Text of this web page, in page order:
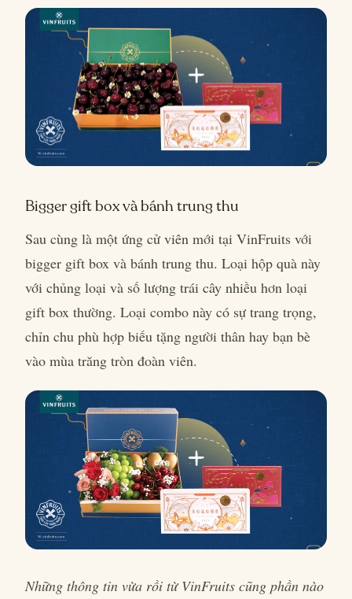
Bigger gift box và bánh trung thu
Sau cùng là một ứng cử viên mới tại VinFruits với
bigger gift box và bánh trung thu. Loại hộp quà này
với chủng loại và số lượng trái cây nhiều hơn loại
gift box thường. Loại combo này có sự trang trọng,
chỉn chu phù hợp biếu tặng người thân hay bạn bè
vào mùa trăng tròn đoàn viên.
Những thông tin vừa rồi từ VinFruits cũng phần nào